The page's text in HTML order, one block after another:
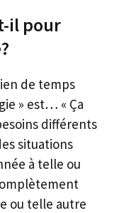
il pour
de temps
» est… « Ça
différents
situations
à telle ou
ou telle autre